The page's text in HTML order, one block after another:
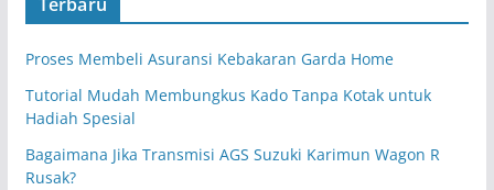
Proses Membeli Asuransi Kebakaran Garda Home
Tutorial Mudah Membungkus Kado Tanpa Kotak untuk
Hadiah Spesial
Bagaimana Jika Transmisi AGS Suzuki Karimun Wagon R
Rusak?